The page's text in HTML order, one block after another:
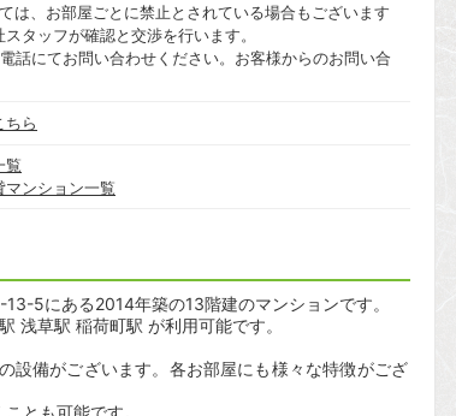
は、お部屋ごとに禁止とされている場合もございます
タッフが確認と交渉を行います。
話にてお問い合わせください。お客様からのお問い合
ちら
覧
ンション一覧
5にある2014年築の13階建のマンションです。
浅草駅 稲荷町駅 が利用可能です。
設備がございます。各お部屋にも様々な特徴がござ
とも可能です。